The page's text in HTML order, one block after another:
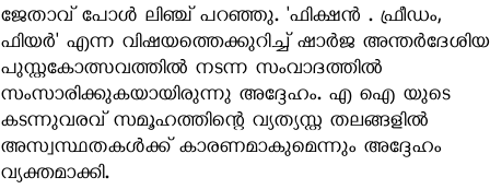
ജേതാവ് പോൾ ലിഞ്ച് പറഞ്ഞു. 'ഫിക്ഷൻ . ഫ്രീഡം,
ഫിയർ' എന്ന വിഷയത്തെക്കുറിച്ച് ഷാർജ അന്തർദേശിയ
പുസ്തകോത്സവത്തിൽ നടന്ന സംവാദത്തിൽ
സംസാരിക്കുകയായിരുന്നു അദ്ദേഹം. എ ഐ യുടെ
കടന്നുവരവ് സമൂഹത്തിന്റെ വ്യത്യസ്ത തലങ്ങളിൽ
അസ്വസ്ഥതകൾക്ക് കാരണമാകുമെന്നും അദ്ദേഹം
വ്യക്തമാക്കി.